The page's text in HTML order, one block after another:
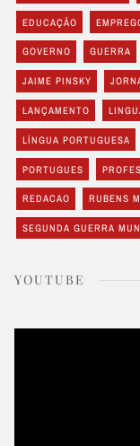
EDUCAÇÃO
GOVERNO GUERRA
JAIME PINSKY
LANÇAMENTO
LÍNGUA PORTUGUESA
PORTUGUES
REDACAO RUBENS
SEGUNDA GUERRA
YOUTUBE